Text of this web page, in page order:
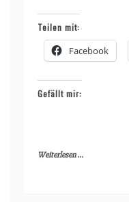
Teilen mit:
Facebook
Gefällt mir:
Weiterlesen ...